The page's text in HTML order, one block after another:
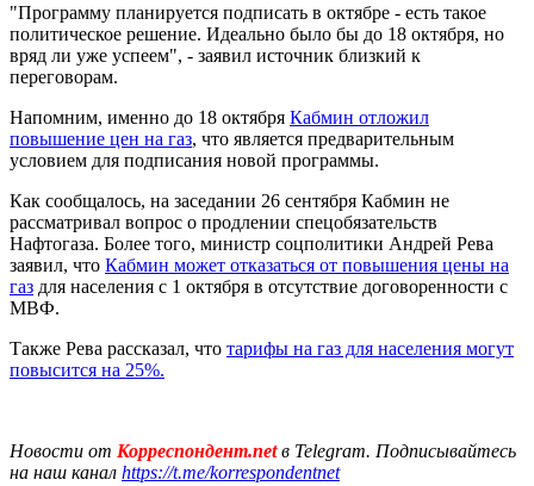
"Программу планируется подписать в октябре - есть такое
политическое решение. Идеально было бы до 18 октября, но
вряд ли уже успеем", - заявил источник близкий к
переговорам.
Напомним, именно до 18 октября Кабмин отложил
повышение цен на газ, что является предварительным
условием для подписания новой программы.
Как сообщалось, на заседании 26 сентября Кабмин не
рассматривал вопрос о продлении спецобязательств
Нафтогаза. Более того, министр соцполитики Андрей Рева
заявил, что Кабмин может отказаться от повышения цены на
газ для населения с 1 октября в отсутствие договоренности с
МВФ.
Также Рева рассказал, что тарифы на газ для населения могут
повысится на 25%.
Новости от Корреспондент.netв Telegram. Подписывайтесь
на наш канал https://t.me/korrespondentnet